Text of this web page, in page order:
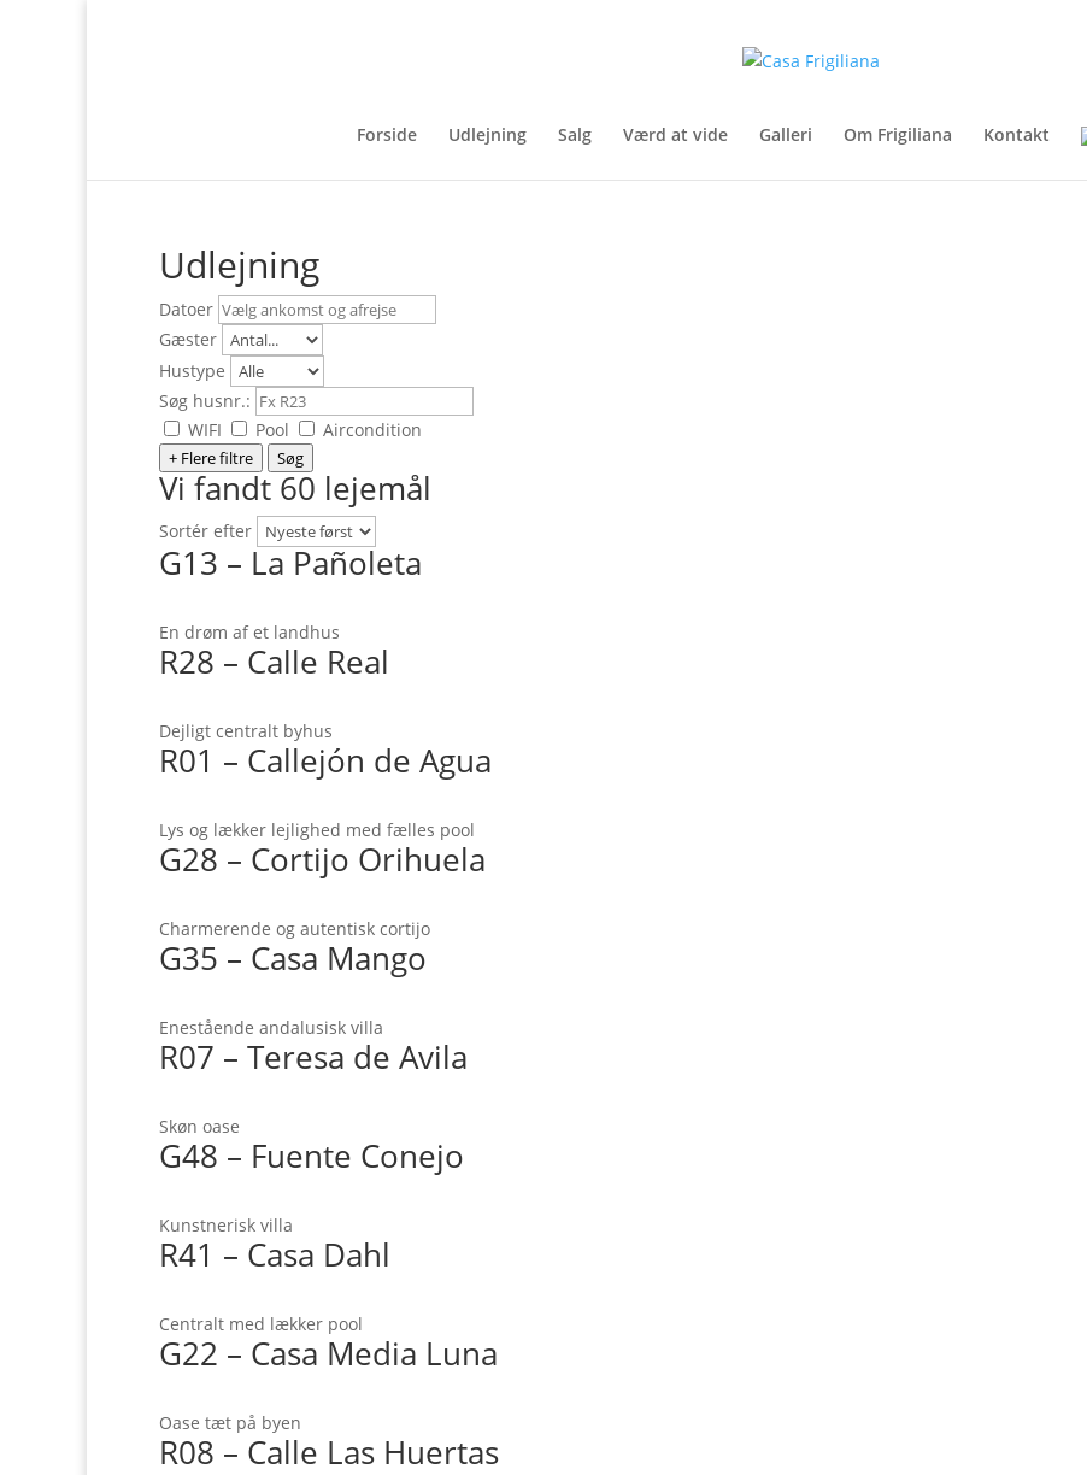
Forside Udlejning Salg Værd at vide Galleri Om Frigiliana Kontakt
Udlejning
Datoer
Gæster
Hustype
Søg husnr.:
WIFI
Pool Aircondition
+ Flere filtre Søg
Vi fandt 60 lejemål
Sortér efter
G13 – La Pañoleta
En drøm af et landhus
R28 – Calle Real
Dejligt centralt byhus
R01 – Callejón de Agua
Lys og lækker lejlighed med fælles pool
G28 – Cortijo Orihuela
Charmerende og autentisk cortijo
G35 – Casa Mango
Enestående andalusisk villa
R07 – Teresa de Avila
Skøn oase
G48 – Fuente Conejo
Kunstnerisk villa
R41 – Casa Dahl
Centralt med lækker pool
G22 – Casa Media Luna
Oase tæt på byen
R08 – Calle Las Huertas